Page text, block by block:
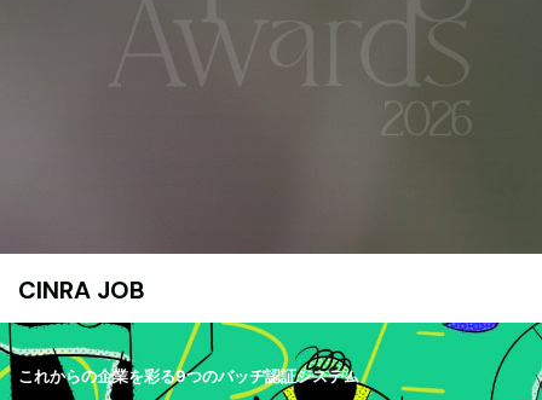
CINRA JOB
これからの企業を彩る9つのバッヂ認証システム